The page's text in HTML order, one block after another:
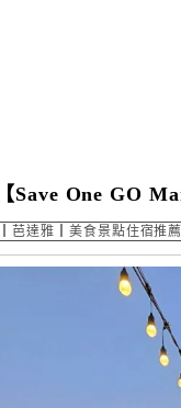
Save One GO
芭達雅┃美食景點住宿推薦